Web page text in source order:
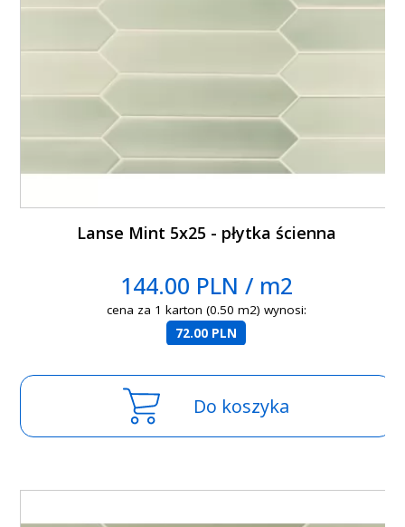
Lanse Mint 5x25 - płytka ścienna
144.00 PLN / m2
cena za 1 karton (0.50 m2) wynosi:
72.00 PLN
Do koszyka